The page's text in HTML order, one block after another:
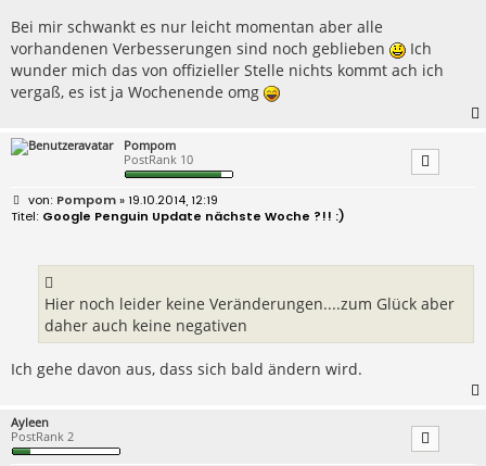
r
a
g
Bei mir schwankt es nur leicht momentan aber alle
vorhandenen Verbesserungen sind noch geblieben
Ich
wunder mich das von offizieller Stelle nichts kommt ach ich
vergaß, es ist ja Wochenende omg
Pompom
PostRank 10
B
e
Pompom» 19.10.2014, 12:19
Google Penguin Update nächste Woche ?!! :)
Hier noch leider keine Veränderungen....zum Glück aber
daher auch keine negativen
Ich gehe davon aus, dass sich bald ändern wird.
Ayleen
PostRank 2